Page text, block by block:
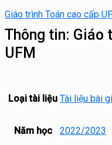
Giáo trình Toán cao cấp
Thông tin: Giáo
UFM
Loại tài liệu Tài liệu bài
Năm học 2022/2023